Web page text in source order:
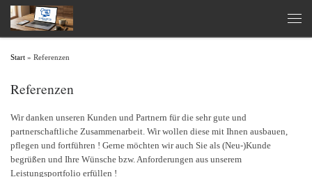
Zum Inhalt springen
Start » Referenzen
Referenzen
Wir danken unseren Kunden und Partnern für die sehr gute und
partnerschaftliche Zusammenarbeit. Wir wollen diese mit Ihnen ausbauen,
pflegen und fortführen ! Gerne möchten wir auch Sie als (Neu-)Kunde
begrüßen und Ihre Wünsche bzw. Anforderungen aus unserem
Leistungsportfolio erfüllen !